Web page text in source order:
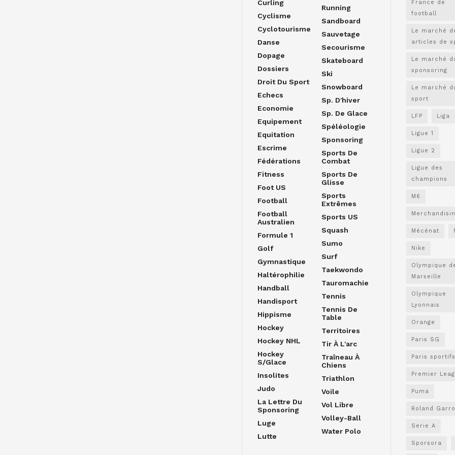
Curling
Cyclisme
Cyclotourisme
Danse
Dopage
Dossiers
Droit Du Sport
Echecs
Economie
Equipement
Equitation
Escrime
Fédérations
Fitness
Foot US
Football
Football
Australien
Formule 1
Golf
Gymnastique
Haltérophilie
Handball
Handisport
Hippisme
Hockey
Hockey NHL
Hockey
S/glace
Insolites
Judo
La Lettre Du
Sponsoring
Luge
Lutte
Running
Sandboard
Sauvetage
Secourisme
Skateboard
Ski
Snowboard
Sp. D'hiver
Sp. De Glace
Spéléologie
Sponsoring
Sports De
Combat
Sports De
Glisse
Sports
Extrêmes
Sports US
Squash
Sumo
Surf
Taekwondo
Tauromachie
Tennis
Tennis De
Table
Territoires
Tir À L'arc
Traîneau À
Chiens
Triathlon
Voile
Vol Libre
Volley-Ball
Water Polo
France de
football
Le marché
articles de
Le marché
sponsoring
Le marché
sport
LFP Liga
Ligue 1
Ligue 2
Ligue des
champions
M6
Mécénat
Nike
Olympique
Marseille
Olympique
Lyonnais
Orange
Paris SG
Paris sportifs
Premier
Puma
Roland
Serie A
Sporsora